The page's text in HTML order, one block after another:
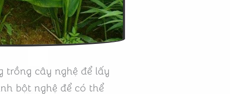
trồng cây nghệ để lấy
bột nghệ để có thể